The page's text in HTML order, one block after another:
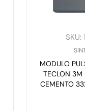
SKU:
MODULO
TECLON
CEMENTO